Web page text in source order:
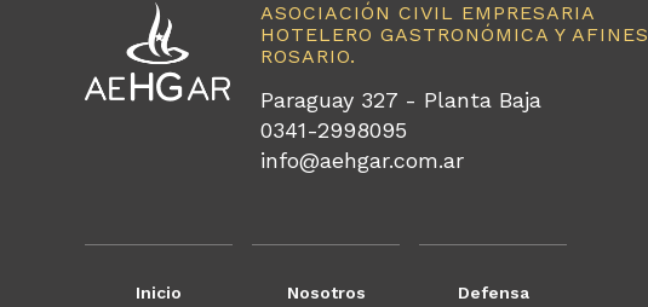
ASOCIACIÓN CIVIL EMPRESARIA
HOTELERO GASTRONÓMICA Y AFINES
ROSARIO.
Paraguay 327 - Planta Baja
0341-2998095
info@aehgar.com.ar
Inicio Nosotros Defensa